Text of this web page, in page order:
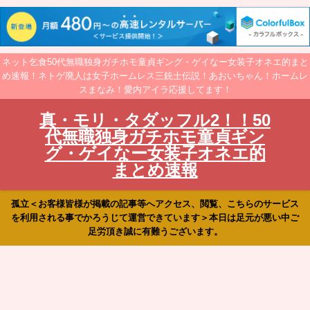
ネット乞食50代無職独身ガチホモ童貞ギング・ゲイなー女装子オネエ的まと
め速報！ネトゲ廃人は女子ホームレス三銃士伝説！あおいちゃん！ホームレ
スまなみ！愛内アイラ応援してます！
真・モリ・タダッフル2！！50
代無職独身ガチホモ童貞ギン
グ・ゲイなー女装子オネエ的
まとめ速報
孤立＜お客様皆様が掲載の記事等へアクセス、閲覧、こちらのサービス
を利用される事でかろうじて運営できています＞本日は足元が悪い中ご
足労頂き誠に有難うございます。